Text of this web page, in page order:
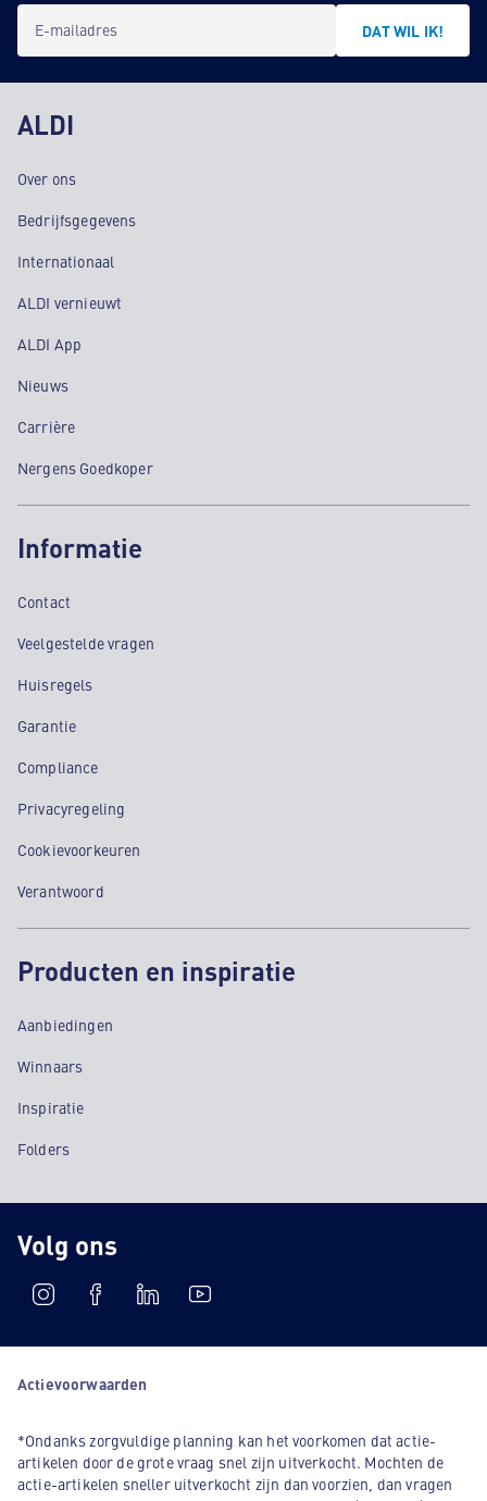
E-mailadres DAT WIL IK!
ALDI
Over ons
Bedrijfsgegevens
Internationaal
ALDI vernieuwt
ALDI App
Nieuws
Carrière
Nergens Goedkoper
Informatie
Contact
Veelgestelde vragen
Huisregels
Garantie
Compliance
Privacyregeling
Cookievoorkeuren
Verantwoord
Producten en inspiratie
Aanbiedingen
Winnaars
Inspiratie
Folders
Volg ons
Actievoorwaarden
*Ondanks zorgvuldige planning kan het voorkomen dat actie-
artikelen door de grote vraag snel zijn uitverkocht. Mochten de
actie-artikelen sneller uitverkocht zijn dan voorzien, dan vragen